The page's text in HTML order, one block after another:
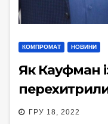
КОМПРОМАТ НОВИНИ
Як Кауфман
ГРУ 18, 2022